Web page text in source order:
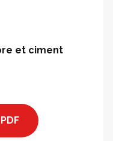
et ciment